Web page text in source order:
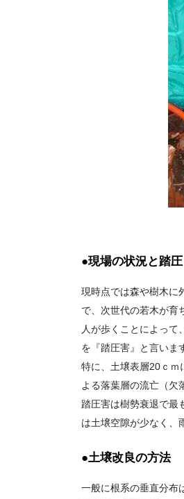
●現場の状況と踏圧
現時点では森や樹木に
で、次世代の若木が育
人が歩くことによっ
を『踏圧害』と言いま
特に、土壌表層20ｃｍ
よる落葉層の流亡（欠
踏圧害は樹勢衰退で最
は土壌空隙が少なく、
●土壌改良の方法
一般に根系の垂直分布